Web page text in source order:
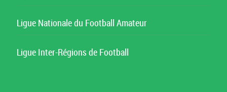
Ligue Nationale du Football Amateur
Ligue Inter-Régions de Football